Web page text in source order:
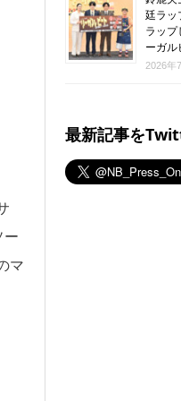
ー
マ
廷ラッ
ラップ
ーガル
2026年
最新記事を